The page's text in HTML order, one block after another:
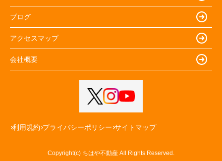
ブログ
アクセスマップ
会社概要
利用規約 プライバシーポリシー サイトマップ
Copyright(c) ちはや不動産 All Rights Reserved.